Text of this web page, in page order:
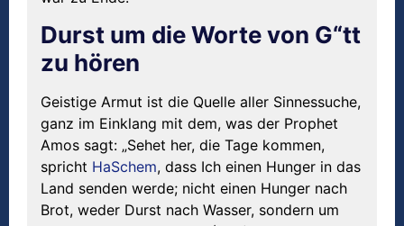
Durst um die Worte von G“tt
zu hören
Geistige Armut ist die Quelle aller Sinnessuche,
ganz im Einklang mit dem, was der Prophet
Amos sagt: „Sehet her, die Tage kommen,
spricht HaSchem, dass Ich einen Hunger in das
Land senden werde; nicht einen Hunger nach
Brot, weder Durst nach Wasser, sondern um